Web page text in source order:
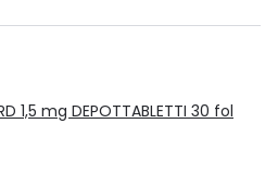
1,5 mg DEPOTTABLETTI 30 fol